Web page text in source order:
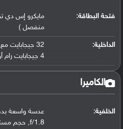
فتحة البطاقة:
منفصل )
الداخلية:
4 جيجابايت رام أو 128 جيجابايت مع 4 جيجابايت رام
الكاميرا
الخلفية: